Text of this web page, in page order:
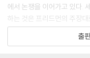
에서 논쟁을 이어가고 있다.
하는 것은 프리드먼의 주장
것’이 되지만, 준비되지 않
산업의 도태라는 결과는 프
출